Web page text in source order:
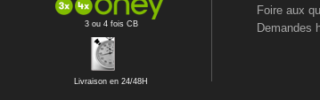
3 ou 4 fois CB
Livraison en 24/48H
Foire aux
Demandes